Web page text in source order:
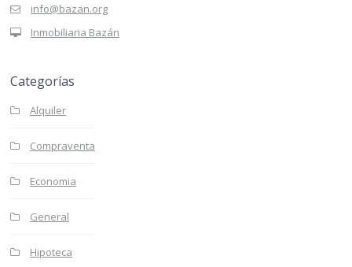
info@bazan.org
Inmobiliaria Bazán
Categorías
Alquiler
Compraventa
Economia
General
Hipoteca